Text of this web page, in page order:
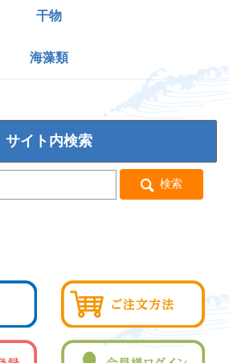
干物
海藻類
サイト内検索
検索